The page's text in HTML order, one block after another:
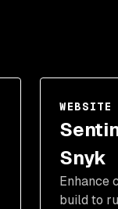
WEBSITE
Snyk
Enhance
build to